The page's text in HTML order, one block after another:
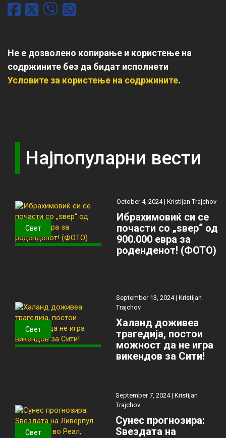
Не е дозволено копирање и користење на
содржините без да бидат исполнети
Условите за користење на содржините.
Најпопуларни вести
Свет
October 4, 2024 |Kristijan Trajchov
Ибрахимовиќ си се
почасти со „ѕвер“ од
900.000 евра за
роденденот! (ФОТО)
Свет
September 13, 2024 |Kristijan
Trajchov
Халанд доживеа
трагедија, постои
можност да не игра
викендов за Сити!
Свет
September 7, 2024 |Kristijan
Trajchov
Сунес прогнозира:
Ѕвездата на